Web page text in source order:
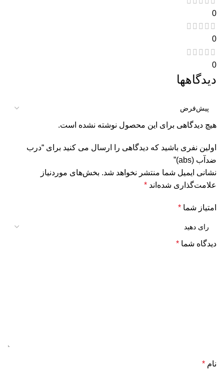
0
0
0
دیدگاهها
هیچ دیدگاهی برای این محصول نوشته نشده است.
اولین نفری باشید که دیدگاهی را ارسال می کنید برای “درب
ضدآب (abs)”
نشانی ایمیل شما منتشر نخواهد شد. بخش‌های موردنیاز
علامت‌گذاری شده‌اند *
امتیاز شما *
دیدگاه شما *
نام *